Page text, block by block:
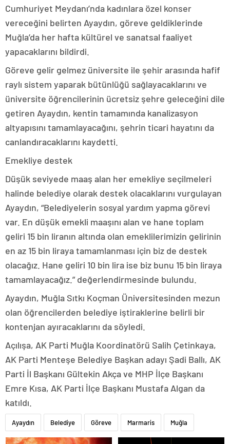
Cumhuriyet Meydanı’nda kadınlara özel konser
vereceğini belirten Ayaydın, göreve geldiklerinde
Muğla’da her hafta kültürel ve sanatsal faaliyet
yapacaklarını bildirdi.
Göreve gelir gelmez üniversite ile şehir arasında hafif
raylı sistem yaparak bütünlüğü sağlayacaklarını ve
üniversite öğrencilerinin ücretsiz şehre geleceğini dile
getiren Ayaydın, kentin tamamında kanalizasyon
altyapısını tamamlayacağını, şehrin ticari hayatını da
canlandıracaklarını kaydetti.
Emekliye destek
Düşük seviyede maaş alan her emekliye seçilmeleri
halinde belediye olarak destek olacaklarını vurgulayan
Ayaydın, “Belediyelerin sosyal yardım yapma görevi
var. En düşük emekli maaşını alan ve hane toplam
geliri 15 bin liranın altında olan emeklilerimizin gelirinin
en az 15 bin liraya tamamlanması için biz de destek
olacağız. Hane geliri 10 bin lira ise biz bunu 15 bin liraya
tamamlayacağız.” değerlendirmesinde bulundu.
Ayaydın, Muğla Sıtkı Koçman Üniversitesinden mezun
olan öğrencilerden belediye iştiraklerine belirli bir
kontenjan ayıracaklarını da söyledi.
Açılışa, AK Parti Muğla Koordinatörü Salih Çetinkaya,
AK Parti Menteşe Belediye Başkan adayı Şadi Ballı, AK
Parti İl Başkanı Gültekin Akça ve MHP İlçe Başkanı
Emre Kısa, AK Parti İlçe Başkanı Mustafa Algan da
katıldı.
Ayaydın Belediye Göreve Marmaris Muğla